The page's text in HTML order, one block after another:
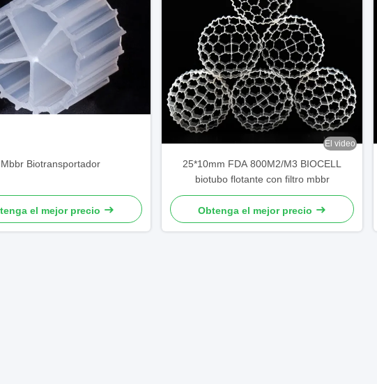
Mbbr Biotransportador
el mejor precio
El video
25*10mm FDA 800M2/M3 BIOCELL
biotubo flotante con filtro mbbr
Obtenga el mejor precio